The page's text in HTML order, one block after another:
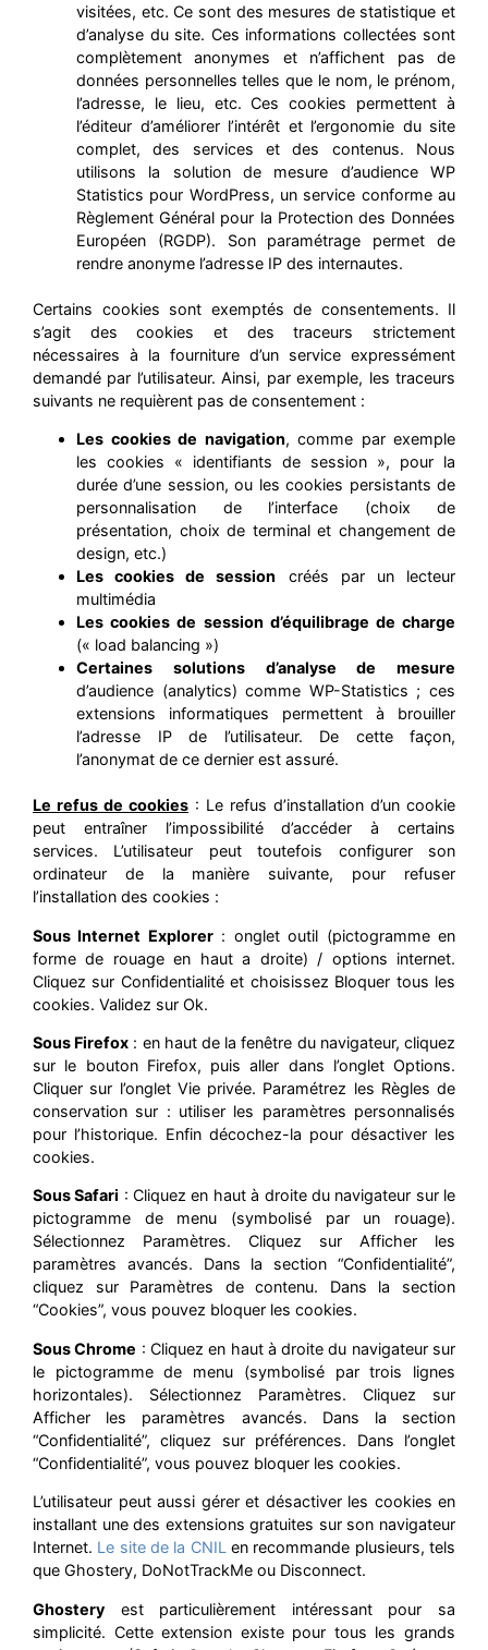
visitées, etc. Ce sont des mesures de statistique et
d’analyse du site. Ces informations collectées sont
complètement anonymes et n’affichent pas de
données personnelles telles que le nom, le prénom,
l’adresse, le lieu, etc. Ces cookies permettent à
l’éditeur d’améliorer l’intérêt et l’ergonomie du site
complet, des services et des contenus. Nous
utilisons la solution de mesure d’audience WP
Statistics pour WordPress, un service conforme au
Règlement Général pour la Protection des Données
Européen (RGDP). Son paramétrage permet de
rendre anonyme l’adresse IP des internautes.
Certains cookies sont exemptés de consentements. Il
s’agit des cookies et des traceurs strictement
nécessaires à la fourniture d’un service expressément
demandé par l’utilisateur. Ainsi, par exemple, les traceurs
suivants ne requièrent pas de consentement :
Les cookies de navigation, comme par exemple
les cookies « identifiants de session », pour la
durée d’une session, ou les cookies persistants de
personnalisation de l’interface (choix de
présentation, choix de terminal et changement de
design, etc.)
Les cookies de session créés par un lecteur
multimédia
Les cookies de session d’équilibrage de charge
(« load balancing »)
Certaines solutions d’analyse de mesure
d’audience (analytics) comme WP-Statistics ; ces
extensions informatiques permettent à brouiller
l’adresse IP de l’utilisateur. De cette façon,
l’anonymat de ce dernier est assuré.
Le refus de cookies : Le refus d’installation d’un cookie
peut entraîner l’impossibilité d’accéder à certains
services. L’utilisateur peut toutefois configurer son
ordinateur de la manière suivante, pour refuser
l’installation des cookies :
Sous Internet Explorer: onglet outil (pictogramme en
forme de rouage en haut a droite) / options internet.
Cliquez sur Confidentialité et choisissez Bloquer tous les
cookies. Validez sur Ok.
Sous Firefox : en haut de la fenêtre du navigateur, cliquez
sur le bouton Firefox, puis aller dans l’onglet Options.
Cliquer sur l’onglet Vie privée. Paramétrez les Règles de
conservation sur : utiliser les paramètres personnalisés
pour l’historique. Enfin décochez-la pour désactiver les
cookies.
Sous Safari : Cliquez en haut à droite du navigateur sur le
pictogramme de menu (symbolisé par un rouage).
Sélectionnez Paramètres. Cliquez sur Afficher les
paramètres avancés. Dans la section “Confidentialité”,
cliquez sur Paramètres de contenu. Dans la section
“Cookies”, vous pouvez bloquer les cookies.
Sous Chrome : Cliquez en haut à droite du navigateur sur
le pictogramme de menu (symbolisé par trois lignes
horizontales). Sélectionnez Paramètres. Cliquez sur
Afficher les paramètres avancés. Dans la section
“Confidentialité”, cliquez sur préférences. Dans l’onglet
“Confidentialité”, vous pouvez bloquer les cookies.
L’utilisateur peut aussi gérer et désactiver les cookies en
installant une des extensions gratuites sur son navigateur
Internet. Le site de la CNIL en recommande plusieurs, tels
que Ghostery, DoNotTrackMe ou Disconnect.
Ghostery est particulièrement intéressant pour sa
simplicité. Cette extension existe pour tous les grands